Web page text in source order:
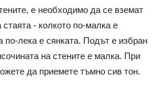
е необходимо да се вземат
- колкото по-малка е
по-лека е сянката. Подът е избран
на стените е малка. При
да приемете тъмно сив тон.